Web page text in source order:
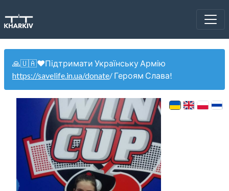
🙏🇺🇦❤️Підтримати Українську Армію
https://savelife.in.ua/donate/ Героям Слава!